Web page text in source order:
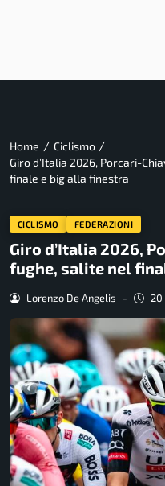
Home / Ciclismo /
Giro d’Italia 2026, Porcari-
finale e big alla finestra
CICLISMO FEDERAZIONI
Giro d’Italia 2026,
fughe, salite nel
Lorenzo De Angelis - 20